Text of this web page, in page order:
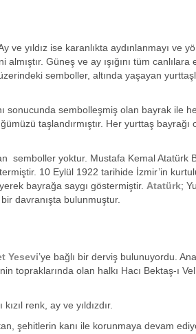
ve yıldız ise karanlıkta aydınlanmayı ve
Güneş ve ay ışığını tüm canlılara
semboller, altında yaşayan
sonucunda sembolleşmiş olan bayrak ile
taşlandırmıştır. Her yurttaş bayrağı
semboller yoktur. Mustafa Kemal Atatürk
10 Eylül 1922 tarihide İzmir’in
bayrağa saygı göstermiştir. Atatürk;
davranışta bulunmuştur.
Yesevi’ye bağlı bir derviş bulunuyordu.
topraklarında olan halkı Hacı Bektaş-ı
renk, ay ve yıldızdır.
şehitlerin kanı ile korunmaya devam